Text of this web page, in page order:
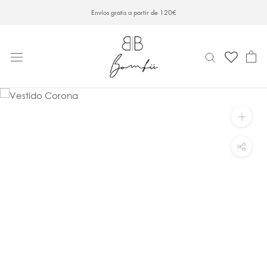
Envíos gratis a partir de 120€